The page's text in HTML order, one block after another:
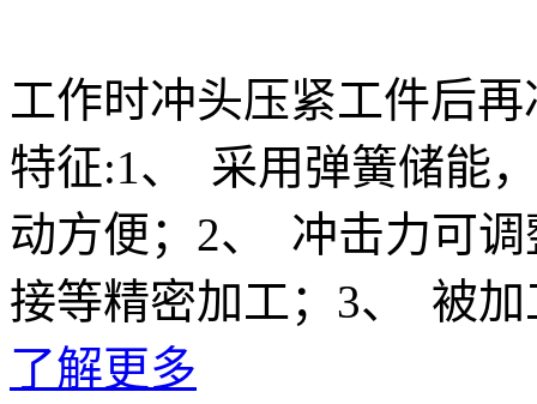
工作时冲头压紧工件后
特征:1、 采用弹簧储能
动方便；2、 冲击力可
接等精密加工；3、 被
了解更多